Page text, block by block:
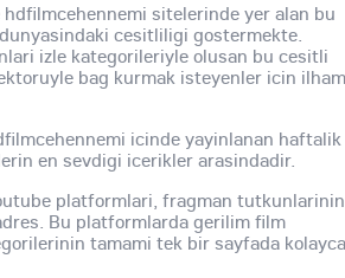
sitelerinde yer alan bu
cesitliligi gostermekte.
izle kategorileriyle olusan bu cesitli
bag kurmak isteyenler icin ilham
icinde yayinlanan haftalik
en sevdigi icerikler arasindadir.
platformlari, fragman tutkunlarinin
Bu platformlarda gerilim film
tamami tek bir sayfada kolayca